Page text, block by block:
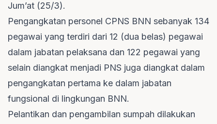
Jum’at (25/3).
Pengangkatan personel CPNS BNN sebanyak 134
pegawai yang terdiri dari 12 (dua belas) pegawai
dalam jabatan pelaksana dan 122 pegawai yang
selain diangkat menjadi PNS juga diangkat dalam
pengangkatan pertama ke dalam jabatan
fungsional di lingkungan BNN.
Pelantikan dan pengambilan sumpah dilakukan